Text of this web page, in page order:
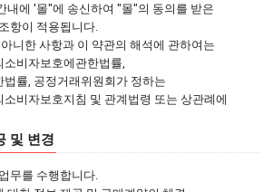
내에 '몰"에 송신하여 "몰"의 동의를 받은
항이 적용됩니다.
니한 사항과 이 약관의 해석에 관하여는
비자보호에관한법률,
률, 공정거래위원회가 정하는
비자보호지침 및 관계법령 또는 상관례에
및 변경
무를 수행합니다.